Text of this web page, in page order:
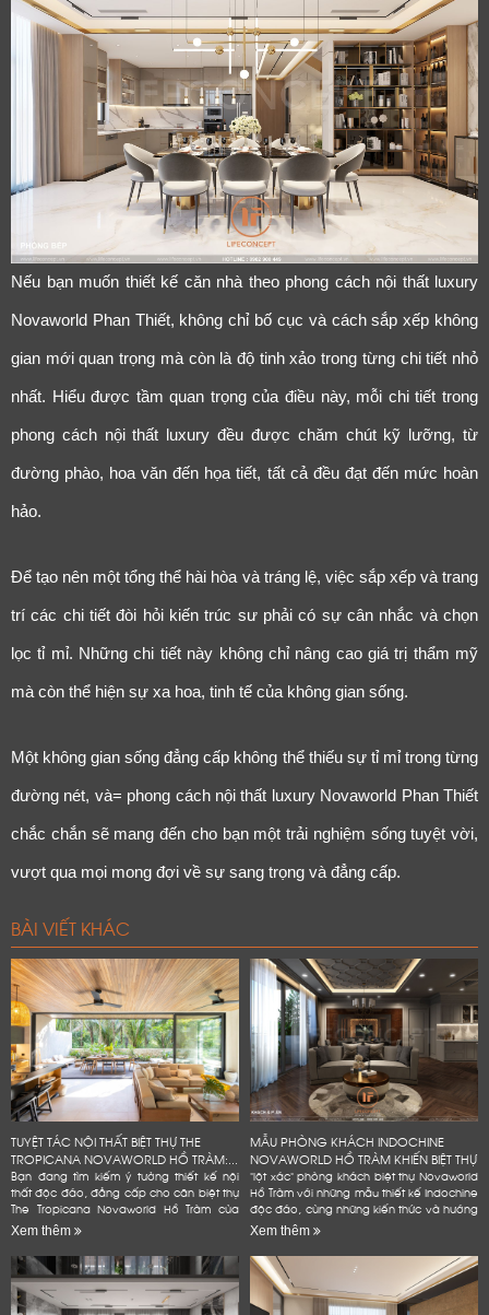
Nếu bạn muốn thiết kế căn nhà theo phong cách nội thất luxury
Novaworld Phan Thiết, không chỉ bố cục và cách sắp xếp không
gian mới quan trọng mà còn là độ tinh xảo trong từng chi tiết nhỏ
nhất. Hiểu được tầm quan trọng của điều này, mỗi chi tiết trong
phong cách nội thất luxury đều được chăm chút kỹ lưỡng, từ
đường phào, hoa văn đến họa tiết, tất cả đều đạt đến mức hoàn
hảo.
Để tạo nên một tổng thể hài hòa và tráng lệ, việc sắp xếp và trang
trí các chi tiết đòi hỏi kiến trúc sư phải có sự cân nhắc và chọn
lọc tỉ mỉ. Những chi tiết này không chỉ nâng cao giá trị thẩm mỹ
mà còn thể hiện sự xa hoa, tinh tế của không gian sống.
Một không gian sống đẳng cấp không thể thiếu sự tỉ mỉ trong từng
đường nét, và= phong cách nội thất luxury Novaworld Phan Thiết
chắc chắn sẽ mang đến cho bạn một trải nghiệm sống tuyệt vời,
vượt qua mọi mong đợi về sự sang trọng và đẳng cấp.
BÀI VIẾT KHÁC
TUYỆT TÁC NỘI THẤT BIỆT THỰ THE
TROPICANA NOVAWORLD HỒ TRÀM:...
Bạn đang tìm kiếm ý tưởng thiết kế nội
thất độc đáo, đẳng cấp cho căn biệt thự
The Tropicana Novaworld Hồ Tràm của
mình? Hãy để Lifeconcept đồng hành
Xem thêm
MẪU PHÒNG KHÁCH INDOCHINE
NOVAWORLD HỒ TRÀM KHIẾN BIỆT THỰ
"lột xác" phòng khách biệt thự Novaworld
Hồ Tràm với những mẫu thiết kế Indochine
độc đáo, cùng những kiến thức và hướng
dẫn chi tiết, dễ dàng áp dụng. Bạn
Xem thêm
Cảm ơn quý khách đã để lại thông tin.
Chúng tôi sẽ liên hệ lại trong thời gian sớm nhất